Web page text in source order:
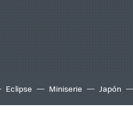
Eclipse Miniserie Japón